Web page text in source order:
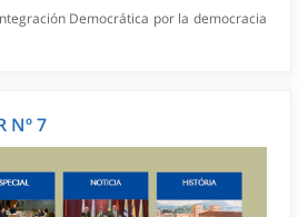
Democrática por la democracia
Nº 7